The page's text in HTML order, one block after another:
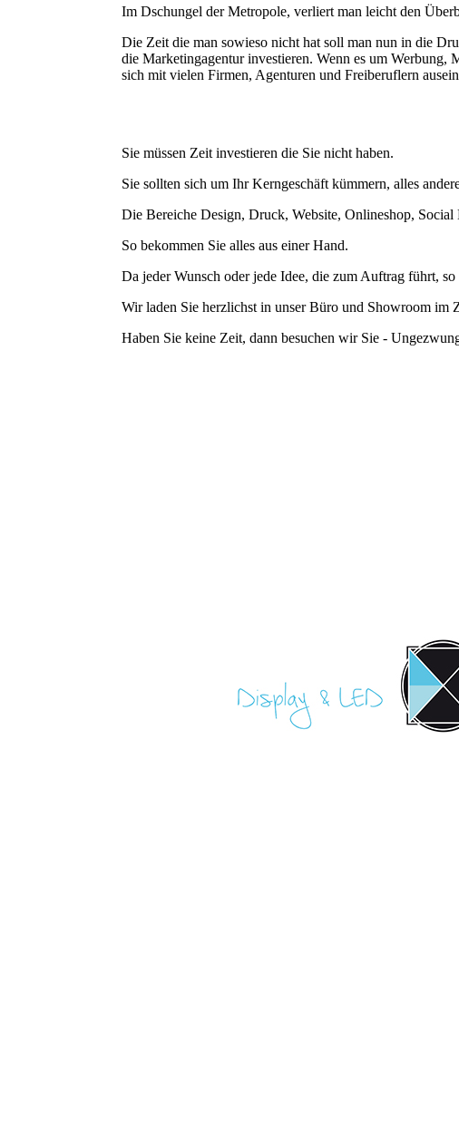
Im Dschungel der Metropole, verliert man leicht den
Die Zeit die man sowieso nicht hat soll man nun in die
die Marketingagentur investieren. Wenn es um Werbung,
sich mit vielen Firmen, Agenturen und Freiberuflern
Sie müssen Zeit investieren die Sie nicht haben.
Sie sollten sich um Ihr Kerngeschäft kümmern, alles
Die Bereiche Design, Druck, Website, Onlineshop,
So bekommen Sie alles aus einer Hand.
Da jeder Wunsch oder jede Idee, die zum Auftrag führt,
Wir laden Sie herzlichst in unser Büro und Showroom im
Haben Sie keine Zeit, dann besuchen wir Sie -